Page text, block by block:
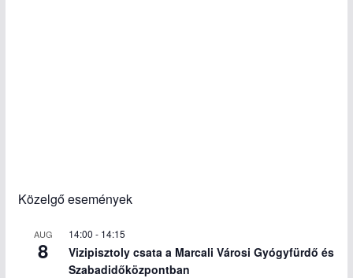
Közelgő események
AUG
8
14:00 - 14:15
Vizipisztoly csata a Marcali Városi Gyógyfürdő és
Szabadidőközpontban